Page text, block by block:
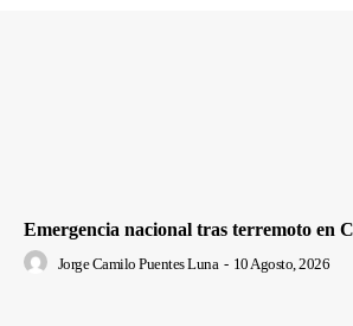
Emergencia nacional tras terremoto en
Jorge Camilo Puentes Luna - 10 Agosto, 2026